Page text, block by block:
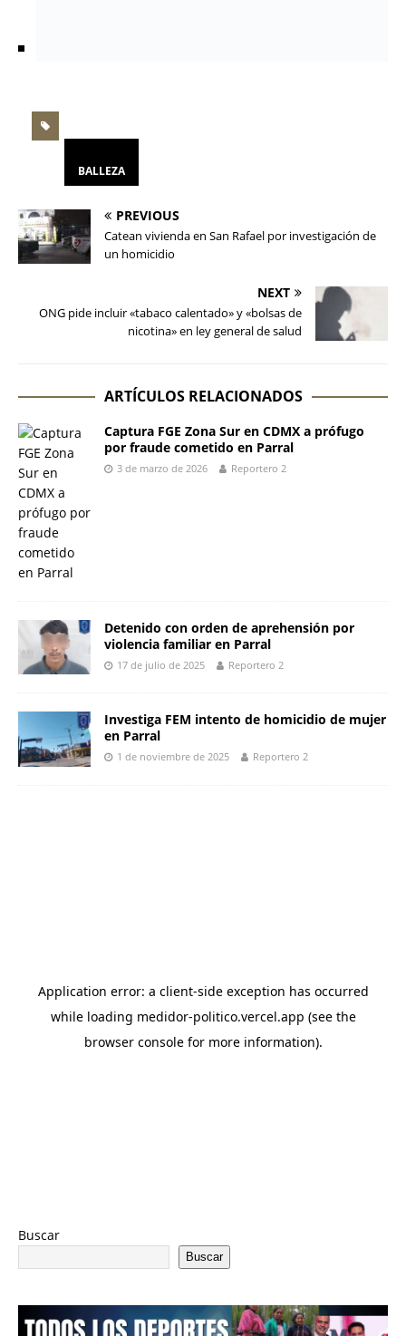
BALLEZA
PREVIOUS
Catean vivienda en San Rafael por investigación de
un homicidio
NEXT
ONG pide incluir «tabaco calentado» y «bolsas de
nicotina» en ley general de salud
ARTÍCULOS RELACIONADOS
Captura FGE Zona Sur en CDMX a prófugo
por fraude cometido en Parral
3 de marzo de 2026 Reportero 2
Detenido con orden de aprehensión por
violencia familiar en Parral
17 de julio de 2025 Reportero 2
Investiga FEM intento de homicidio de mujer
en Parral
1 de noviembre de 2025 Reportero 2
Buscar
Buscar